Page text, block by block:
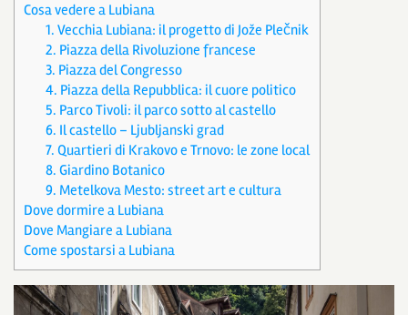
Cosa vedere a Lubiana
1. Vecchia Lubiana: il progetto di Jože Plečnik
2. Piazza della Rivoluzione francese
3. Piazza del Congresso
4. Piazza della Repubblica: il cuore politico
5. Parco Tivoli: il parco sotto al castello
6. Il castello – Ljubljanski grad
7. Quartieri di Krakovo e Trnovo: le zone local
8. Giardino Botanico
9. Metelkova Mesto: street art e cultura
Dove dormire a Lubiana
Dove Mangiare a Lubiana
Come spostarsi a Lubiana